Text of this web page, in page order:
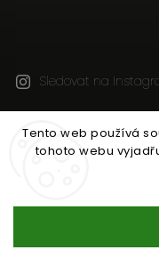
Tento web používá
tohoto webu
Sledovat na
Copyright 2026